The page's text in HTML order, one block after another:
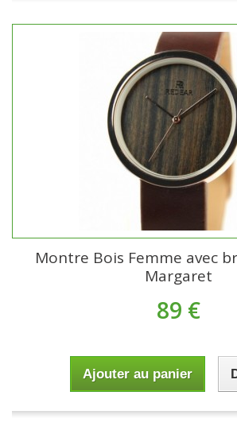
Montre Bois Femme avec
Margaret
89 €
Ajouter au panier